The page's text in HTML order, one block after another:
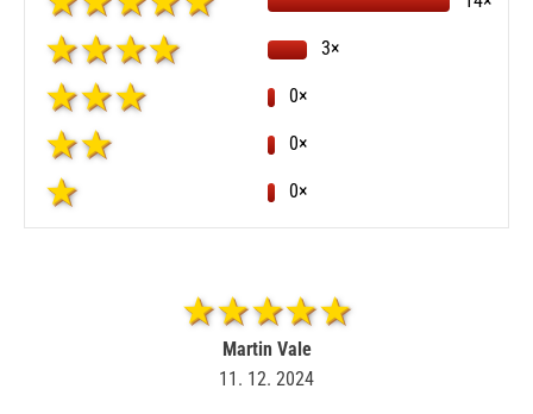
3×
0×
0×
0×
Martin Vale
11. 12. 2024